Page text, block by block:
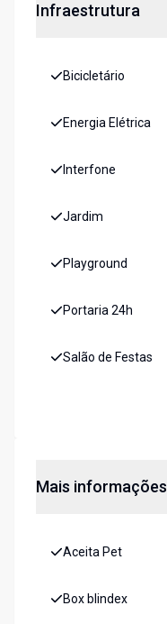
Infraestrutura
Bicicletário
Energia Elétrica
Interfone
Jardim
Playground
Portaria 24h
Salão de Festas
Mais informações
Aceita Pet
Box blindex